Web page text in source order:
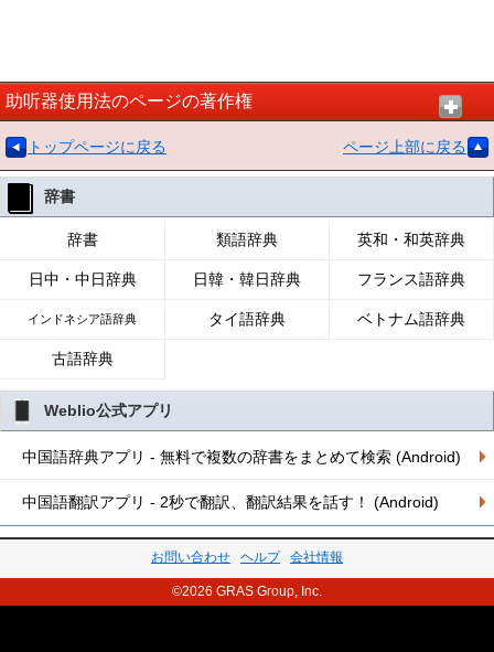
助听器使用法のページの著作権
トップページに戻る ページ上部に戻る
辞書
辞書 類語辞典 英和・和英辞典
日中・中日辞典 日韓・韓日辞典 フランス語辞典
インドネシア語辞典 タイ語辞典 ベトナム語辞典
古語辞典
Weblio公式アプリ
中国語辞典アプリ - 無料で複数の辞書をまとめて検索 (Android)
中国語翻訳アプリ - 2秒で翻訳、翻訳結果を話す！ (Android)
お問い合わせ ヘルプ 会社情報
©2026 GRAS Group, Inc.